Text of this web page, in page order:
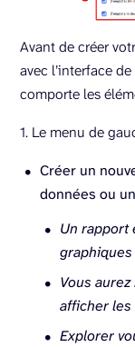
Avant de créer
avec l’interface
comporte les
1. Le menu de
Créer un
données ou
Un rapport
Vous
afficher les
Explorer